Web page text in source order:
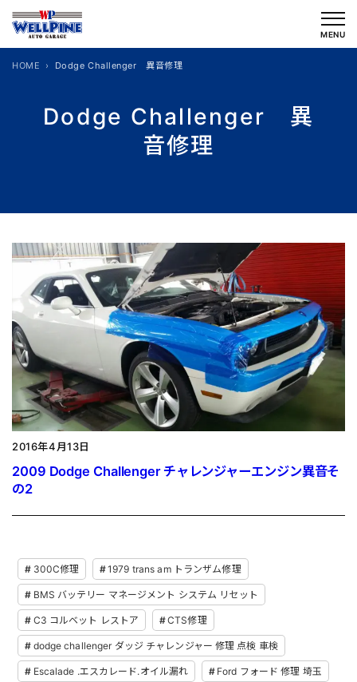
を
MENU
Dodge Challenger 異
音修理
HOME Dodge Challenger 異音修理
2016年4月13日
2009 Dodge Challenger チャレンジャーエンジン異音そ
の2
300C修理 1979 trans am トランザム修理
BMS バッテリー マネージメント システム リセット
C3 コルベット レストア CTS修理
dodge challenger ダッジ チャレンジャー 修理 点検 車検
Escalade .エスカレード.オイル漏れ Ford フォード 修理 埼玉